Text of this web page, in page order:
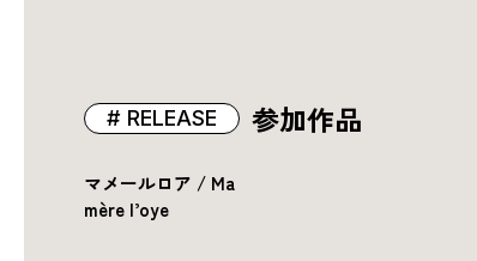
参加作品
RELEASE
マメールロア / Ma
mère l’oye